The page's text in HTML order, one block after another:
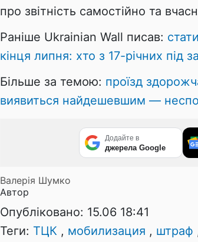
про звітність самостійно та
Раніше Ukrainian Wall писав:
кінця липня: хто з 17-річних
Більше за темою: проїзд
виявиться найдешевшим —
Додайте в
джерела Google
Валерія Шумко
Автор
Опубліковано: 15.06 18:41
Теги: ТЦК , мобилизация , штраф